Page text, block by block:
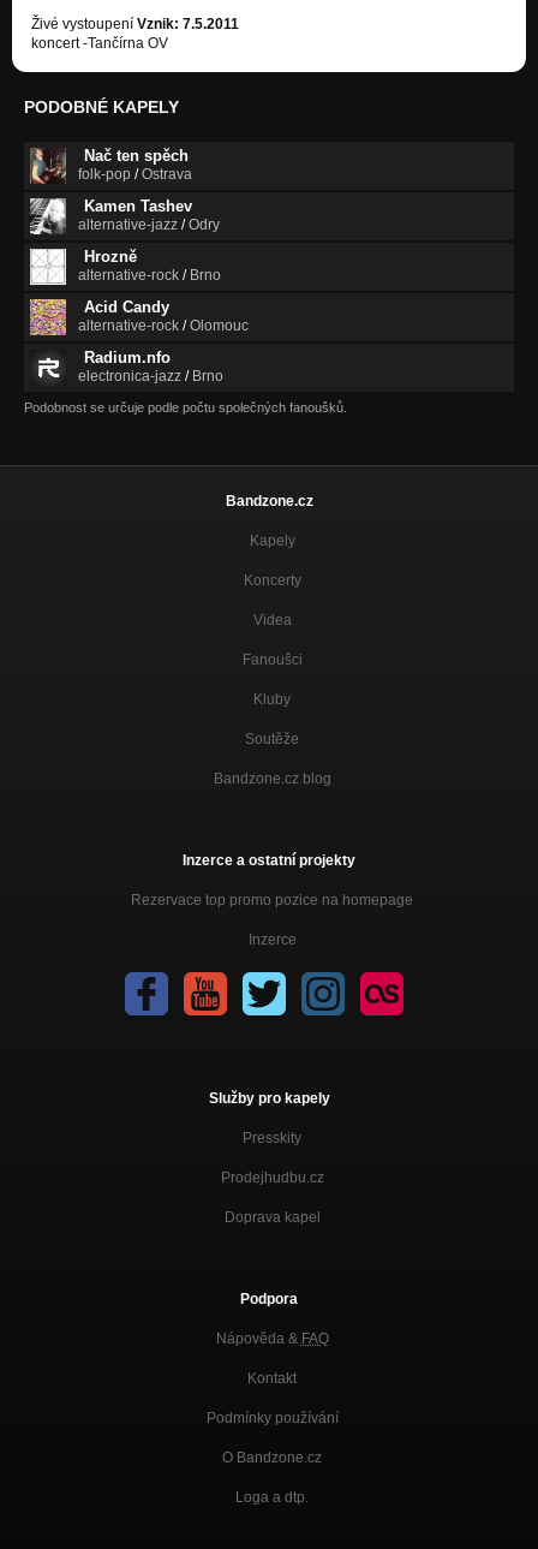
Živé vystoupení Vznik: 7.5.2011
koncert -Tančírna OV
PODOBNÉ KAPELY
Nač ten spěch
folk-pop /Ostrava
Kamen Tashev
alternative-jazz /Odry
Hrozně
alternative-rock / Brno
Acid Candy
alternative-rock /Olomouc
Radium.nfo
electronica-jazz / Brno
Podobnost se určuje podle počtu společných fanoušků.
Bandzone.cz
Kapely
Koncerty
Videa
Fanoušci
Kluby
Soutěže
Bandzone.cz blog
Inzerce a ostatní projekty
Rezervace top promo pozice na homepage
Inzerce
Služby pro kapely
Presskity
Prodejhudbu.cz
Doprava kapel
Podpora
Nápověda & FAQ
Kontakt
Podmínky používání
O Bandzone.cz
Loga a dtp.